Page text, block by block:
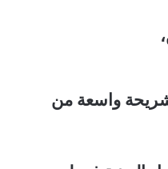
شريحة واسعة من